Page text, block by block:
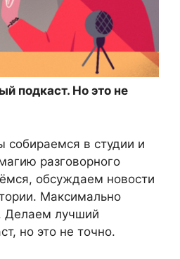
подкаст. Но это не
в студии и
разговорного
обсуждаем новости
Максимально
Делаем лучший
но это не точно.